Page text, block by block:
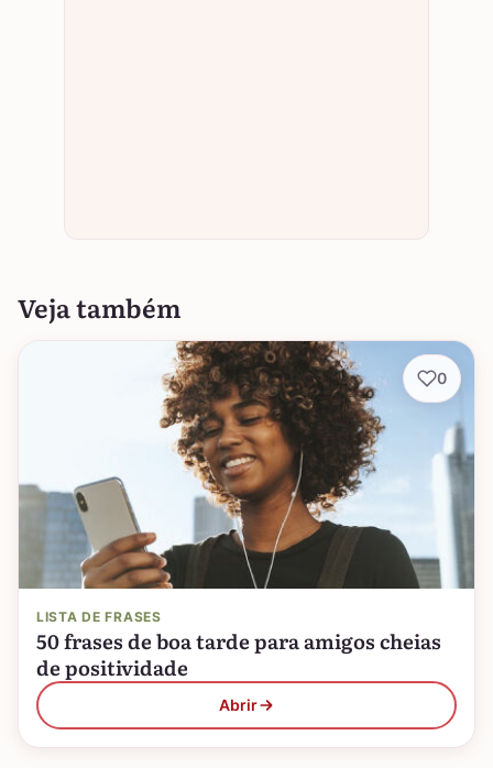
Veja também
LISTA DE FRASES
50 frases de boa tarde para amigos cheias
de positividade
Abrir
0